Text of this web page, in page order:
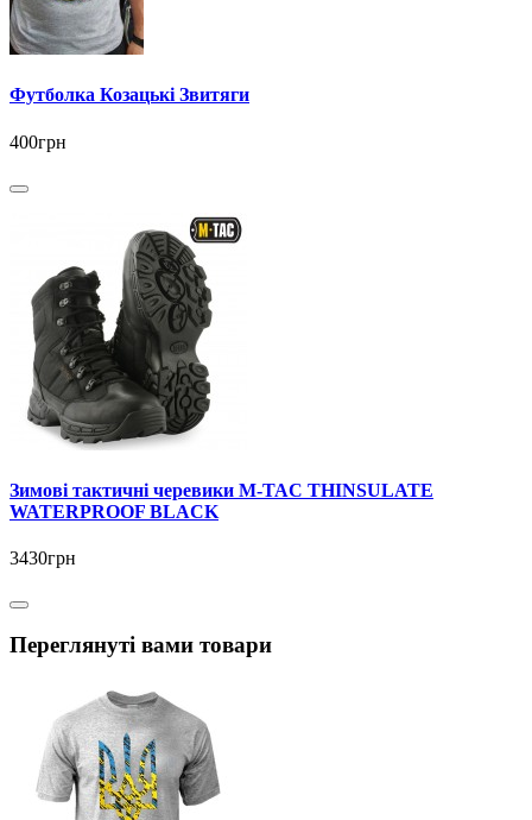
Футболка Козацькі Звитяги
400грн
Зимові тактичні черевики M-TAC THINSULATE
WATERPROOF BLACK
3430грн
Переглянуті вами товари